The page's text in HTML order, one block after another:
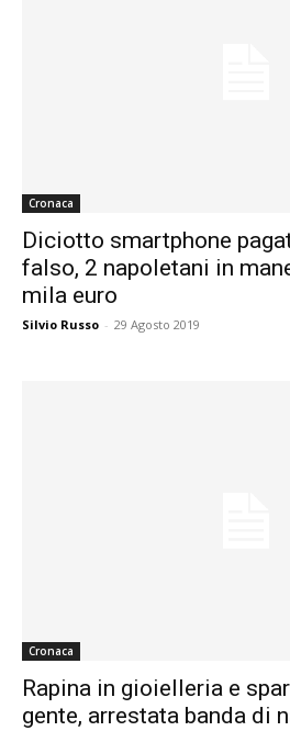
Cronaca
Diciotto smartphone
falso, 2 napoletani in
mila euro
Silvio Russo - 29 Agosto 2019
Cronaca
Rapina in gioielleria e
gente, arrestata banda di